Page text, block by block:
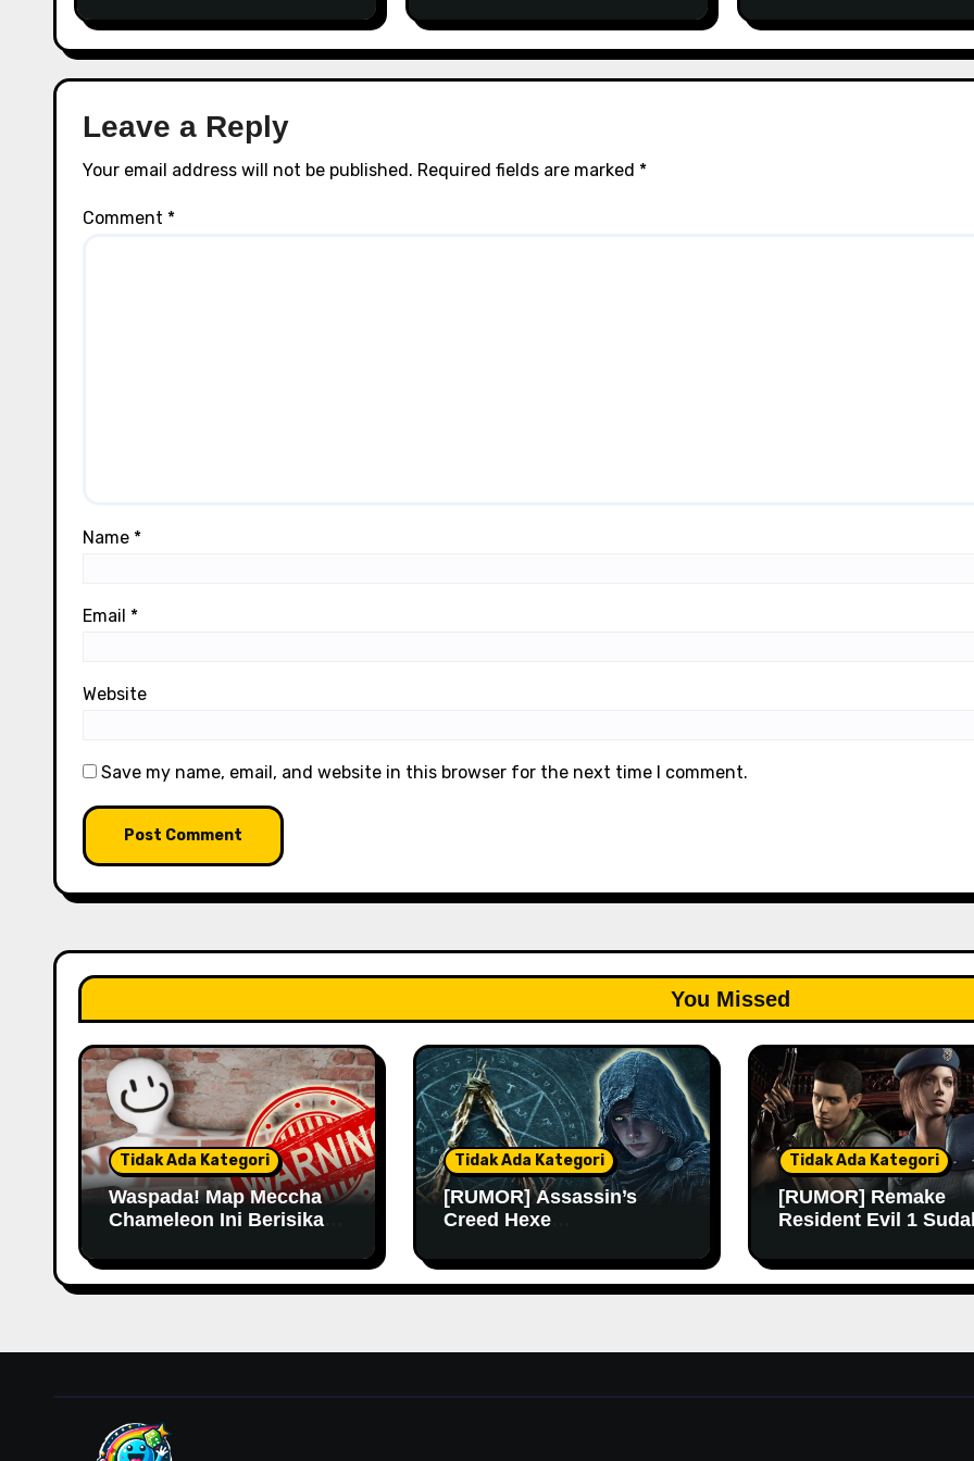
Lalu
Leave a Reply
Your email address will not be published. Required fields are marked *
Comment *
Name *
Email *
Website
Save my name, email, and website in this browser for the next time I comment.
You Missed
Tidak Ada Kategori
Waspada! Map Meccha
Chameleon Ini Berisikan
Tidak Ada Kategori
[RUMOR] Assassin’s
Creed Hexe
Lama Lagi
Tidak Ada Kategori
[RUMOR] Remake
Resident Evil 1
Produksi Sejak
Lalu